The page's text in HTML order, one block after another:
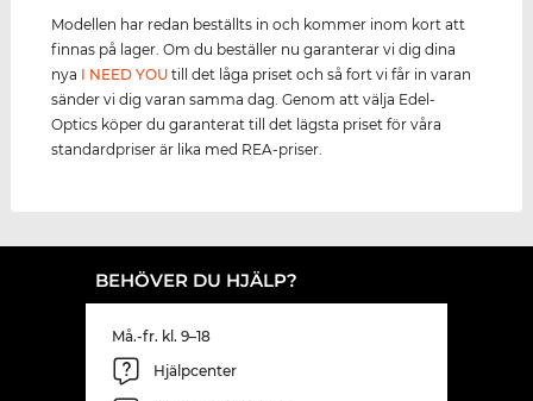
Modellen har redan beställts in och kommer inom kort att
finnas på lager. Om du beställer nu garanterar vi dig dina
nya I NEED YOU till det låga priset och så fort vi får in varan
sänder vi dig varan samma dag. Genom att välja Edel-
Optics köper du garanterat till det lägsta priset för våra
standardpriser är lika med REA-priser.
BEHÖVER DU HJÄLP?
Må.-fr. kl. 9–18
Hjälpcenter